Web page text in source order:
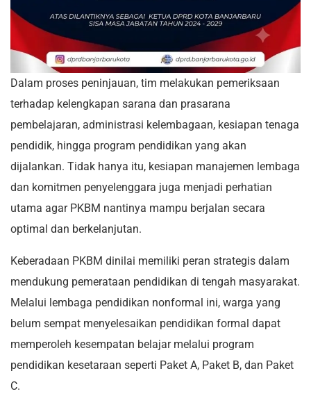
Dalam proses peninjauan, tim melakukan pemeriksaan
terhadap kelengkapan sarana dan prasarana
pembelajaran, administrasi kelembagaan, kesiapan tenaga
pendidik, hingga program pendidikan yang akan
dijalankan. Tidak hanya itu, kesiapan manajemen lembaga
dan komitmen penyelenggara juga menjadi perhatian
utama agar PKBM nantinya mampu berjalan secara
optimal dan berkelanjutan.
Keberadaan PKBM dinilai memiliki peran strategis dalam
mendukung pemerataan pendidikan di tengah masyarakat.
Melalui lembaga pendidikan nonformal ini, warga yang
belum sempat menyelesaikan pendidikan formal dapat
memperoleh kesempatan belajar melalui program
pendidikan kesetaraan seperti Paket A, Paket B, dan Paket
C.